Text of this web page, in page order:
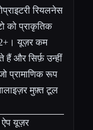
रियलनेस
को प्राकृतिक
यूज़र कम
हैं और सिर्फ़ उन्हीं
प्रामाणिक रूप
मुफ़्त टूल
ऐप यूज़र